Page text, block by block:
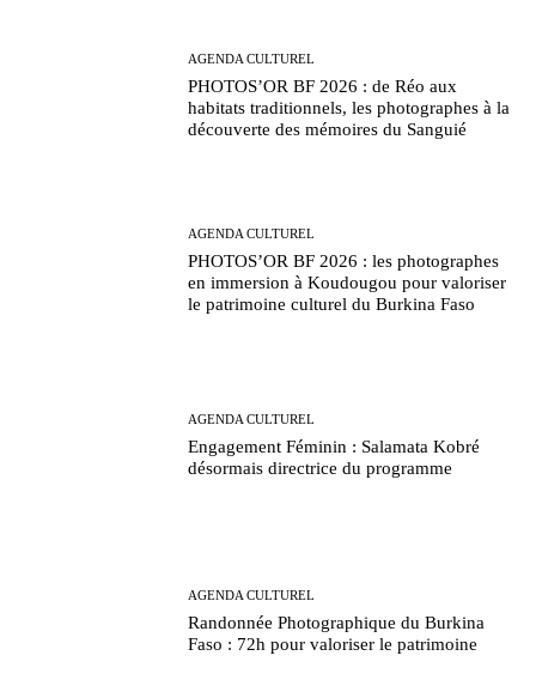
AGENDA CULTUREL
PHOTOS’OR BF 2026 : de Réo aux
habitats traditionnels, les photographes à la
découverte des mémoires du Sanguié
AGENDA CULTUREL
PHOTOS’OR BF 2026 : les photographes
en immersion à Koudougou pour valoriser
le patrimoine culturel du Burkina Faso
AGENDA CULTUREL
Engagement Féminin : Salamata Kobré
désormais directrice du programme
AGENDA CULTUREL
Randonnée Photographique du Burkina
Faso : 72h pour valoriser le patrimoine